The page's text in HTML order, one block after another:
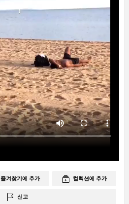
즐겨찾기에 추가 컬렉션에 추가
신고